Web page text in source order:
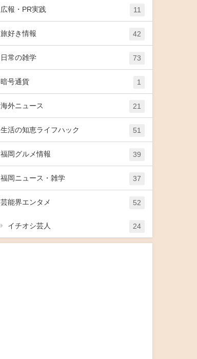
広報・PR実践 11
旅好き情報 42
日常の雑学 73
暗号通貨 1
海外ニュース 21
生活の知恵ライフハック 51
福岡グルメ情報 39
福岡ニュース・雑学 37
芸能界エンタメ 52
イチオシ芸人 24